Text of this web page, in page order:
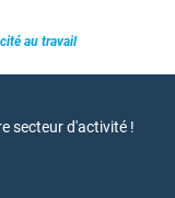
au travail
secteur d'activité !